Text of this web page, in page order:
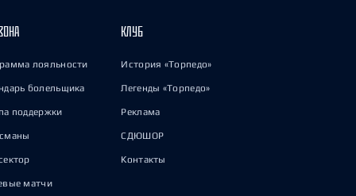
лояльности
болельщика
поддержки
матчи
КЛУБ
История «Торпедо»
Легенды «Торпедо»
Реклама
СДЮШОР
Контакты